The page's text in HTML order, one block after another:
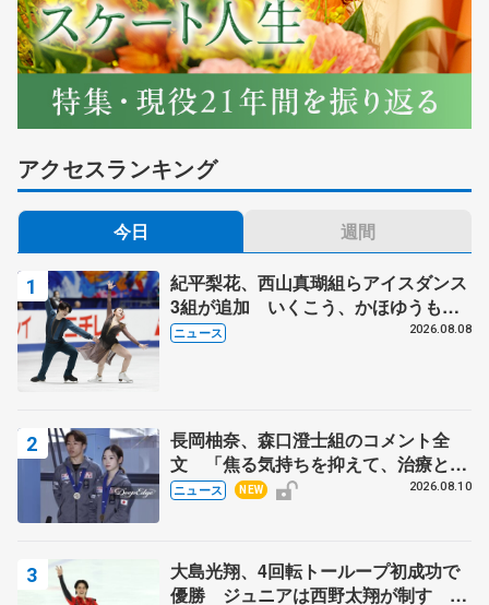
アクセスランキング
今日 週間
紀平梨花、西山真瑚組らアイスダンス
3組が追加 いくこう、かほゆうも、
木下グループ杯
ニュース 2026.08.08
長岡柚奈、森口澄士組のコメント全
文 「焦る気持ちを抑えて、治療とリ
ハビリに専念」、木下グループ杯辞退
ニュース NEW 2026.08.10
大島光翔、4回転トーループ初成功で
優勝 ジュニアは西野太翔が制す 関